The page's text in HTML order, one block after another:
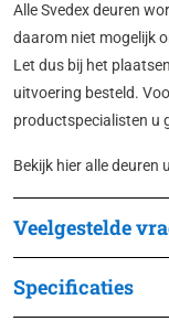
Alle Svedex deuren
daarom niet mogelijk
Let dus bij het
uitvoering besteld.
productspecialisten u
Bekijk hier alle deuren
Veelgestelde
Specificaties